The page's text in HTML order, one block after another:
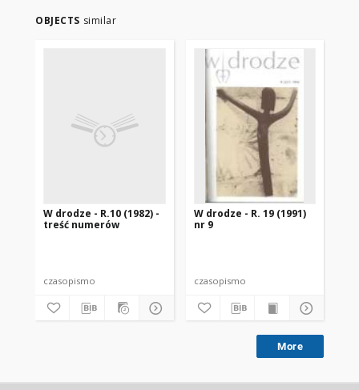
OBJECTS similar
W drodze - R.10 (1982) -
treść numerów
czasopismo
W drodze - R. 19 (1991)
nr 9
czasopismo
More